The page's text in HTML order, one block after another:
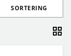
SORTERING